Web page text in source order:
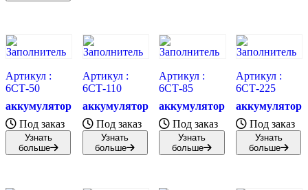
Артикул :
6СТ-50
аккумулятор
Под заказ
Узнать
больше
Артикул :
6СТ-110
аккумулятор
Под заказ
Узнать
больше
Артикул :
6СТ-85
аккумулятор
Под заказ
Узнать
больше
Артикул :
6СТ-225
аккумулятор
Под заказ
Узнать
больше